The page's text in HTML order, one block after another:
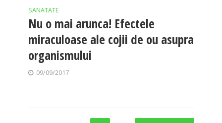
SANATATE
Nu o mai arunca! Efectele
miraculoase ale cojii de ou asupra
organismului
09/09/2017